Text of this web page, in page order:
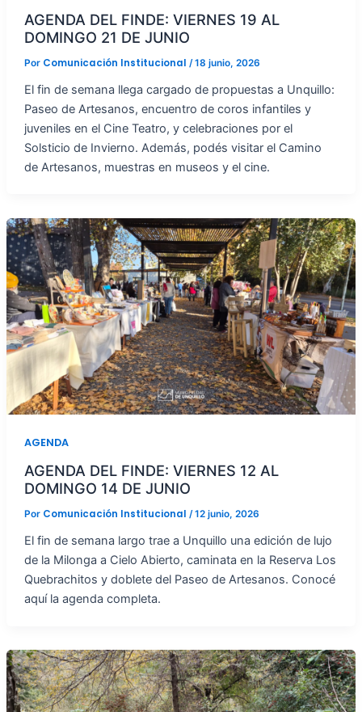
AGENDA DEL FINDE: VIERNES 19 AL
DOMINGO 21 DE JUNIO
Por Comunicación Institucional /18 junio, 2026
El fin de semana llega cargado de propuestas a Unquillo:
Paseo de Artesanos, encuentro de coros infantiles y
juveniles en el Cine Teatro, y celebraciones por el
Solsticio de Invierno. Además, podés visitar el Camino
de Artesanos, muestras en museos y el cine.
AGENDA
AGENDA DEL FINDE: VIERNES 12 AL
DOMINGO 14 DE JUNIO
Por Comunicación Institucional /12 junio, 2026
El fin de semana largo trae a Unquillo una edición de lujo
de la Milonga a Cielo Abierto, caminata en la Reserva Los
Quebrachitos y doblete del Paseo de Artesanos. Conocé
aquí la agenda completa.